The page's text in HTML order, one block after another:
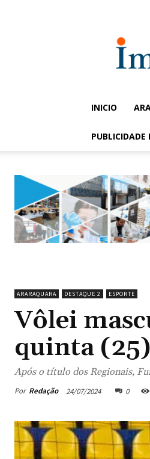
INICIO
PUBLICIDADE
ARARAQUARA DESTAQUE 2 ESPORTE
Vôlei
quinta
Após o título dos Regionais,
Por Redação 24/07/2024 0